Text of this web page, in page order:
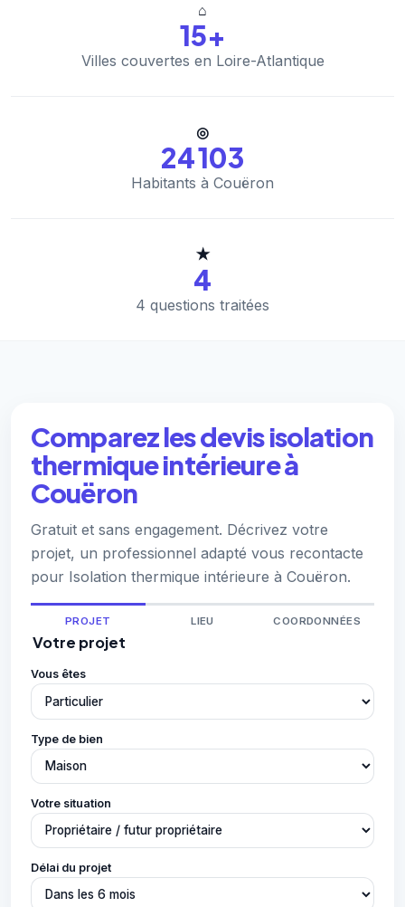
⌂
15+
Villes couvertes en Loire-Atlantique
◎
24 103
Habitants à Couëron
★
4
4 questions traitées
Comparez les devis isolation
thermique intérieure à
Couëron
Gratuit et sans engagement. Décrivez votre
projet, un professionnel adapté vous recontacte
pour Isolation thermique intérieure à Couëron.
PROJET LIEU COORDONNÉES
Votre projet
Vous êtes
Type de bien
Votre situation
Délai du projet